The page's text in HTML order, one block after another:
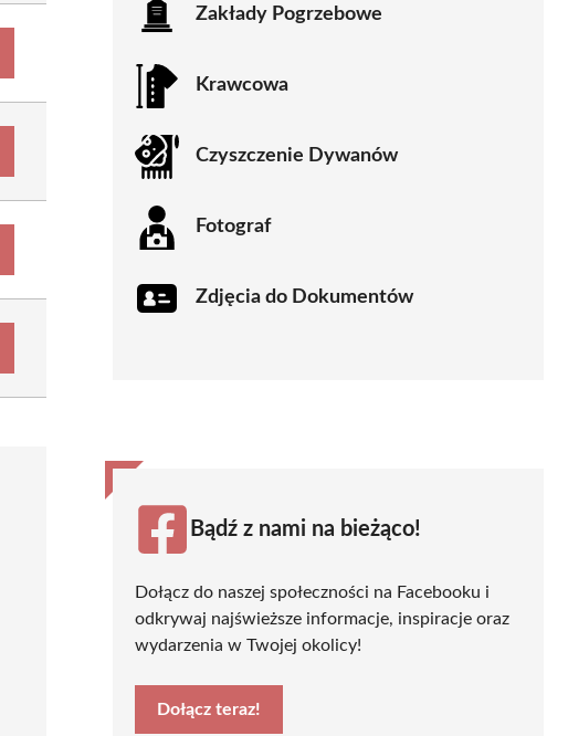
Zakłady Pogrzebowe
Krawcowa
Czyszczenie Dywanów
Fotograf
Zdjęcia do Dokumentów
Bądź z nami na bieżąco!
Dołącz do naszej społeczności na Facebooku i
odkrywaj najświeższe informacje, inspiracje oraz
wydarzenia w Twojej okolicy!
Dołącz teraz!